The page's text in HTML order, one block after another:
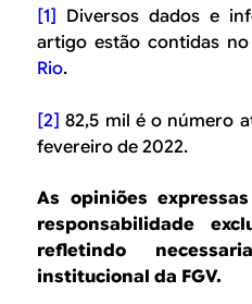
[1] Diversos dados e
artigo estão contidas no
Rio.
[2] 82,5 mil é o número
fevereiro de 2022.
As opiniões
responsabilidade
refletindo
institucional da FGV.